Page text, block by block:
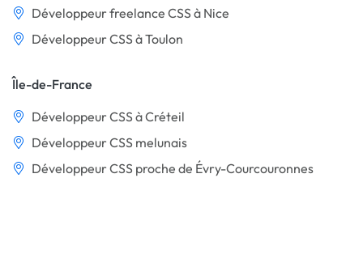
Développeur freelance CSS à Nice
Développeur CSS à Toulon
Île-de-France
Développeur CSS à Créteil
Développeur CSS melunais
Développeur CSS proche de Évry-Courcouronnes